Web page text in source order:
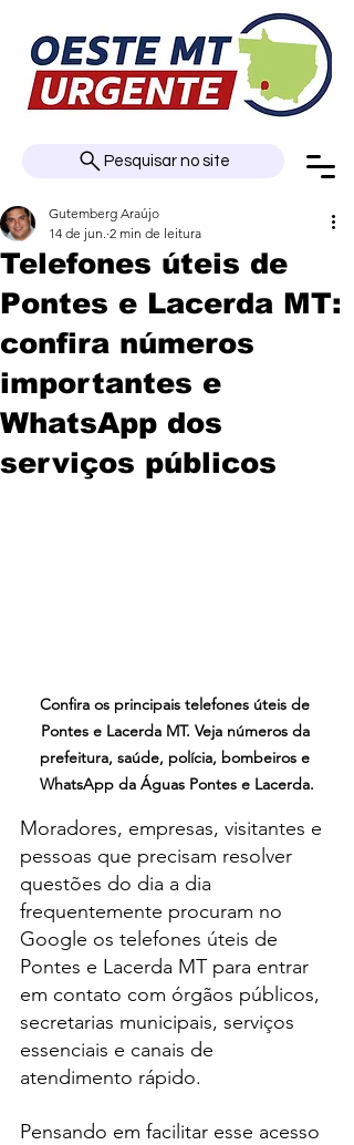
Pesquisar no site
Telefones úteis de
Pontes e Lacerda MT:
confira números
importantes e
WhatsApp dos
serviços públicos
Gutemberg Araújo
14 de jun. 2 min de leitura
Confira os principais telefones úteis de
Pontes e Lacerda MT. Veja números da
prefeitura, saúde, polícia, bombeiros e
WhatsApp da Águas Pontes e Lacerda.
Moradores, empresas, visitantes e
pessoas que precisam resolver
questões do dia a dia
frequentemente procuram no
Google os telefones úteis de
Pontes e Lacerda MT para entrar
em contato com órgãos públicos,
secretarias municipais, serviços
essenciais e canais de
atendimento rápido.
Pensando em facilitar esse acesso